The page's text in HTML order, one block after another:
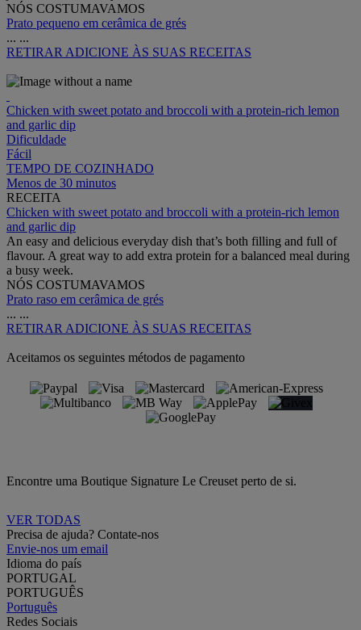
NÓS COSTUMAVAMOS
Prato pequeno em cerâmica de grés
... ...
RETIRAR ADICIONE ÀS SUAS RECEITAS
Chicken with sweet potato and broccoli with a protein-rich lemon
and garlic dip
Dificuldade
Fácil
TEMPO DE COZINHADO
Menos de 30 minutos
RECEITA
Chicken with sweet potato and broccoli with a protein-rich lemon
and garlic dip
An easy and delicious everyday dish that’s both filling and full of
flavour. A great way to add extra protein for a balanced meal during
a busy week.
NÓS COSTUMAVAMOS
Prato raso em cerâmica de grés
... ...
RETIRAR ADICIONE ÀS SUAS RECEITAS
Aceitamos os seguintes métodos de pagamento
Encontre uma Boutique Signature Le Creuset perto de si.
VER TODAS
Precisa de ajuda? Contate-nos
Envie-nos um email
Idioma do país
PORTUGAL
PORTUGUÊS
Português
Redes Sociais